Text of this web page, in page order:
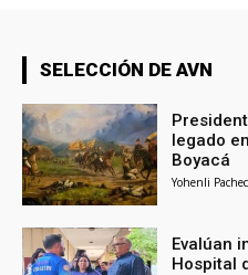
SELECCIÓN DE AVN
legado
Boyacá
Yohenli
Evalúan
Hospital